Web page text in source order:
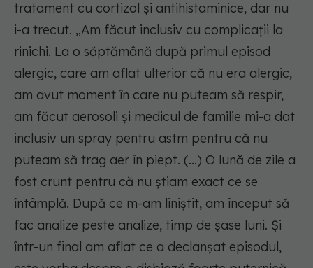
tratament cu cortizol și antihistaminice, dar nu
i-a trecut. „Am făcut inclusiv cu complicații la
rinichi. La o săptămână după primul episod
alergic, care am aflat ulterior că nu era alergic,
am avut moment în care nu puteam să respir,
am făcut aerosoli și medicul de familie mi-a dat
inclusiv un spray pentru astm pentru că nu
puteam să trag aer în piept. (...) O lună de zile a
fost crunt pentru că nu știam exact ce se
întâmplă. După ce m-am liniștit, am început să
fac analize peste analize, timp de șase luni. Și
într-un final am aflat ce a declanșat episodul,